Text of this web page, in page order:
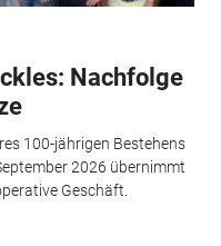
Nachfolge
100-jährigen Bestehens
2026 übernimmt
Geschäft.